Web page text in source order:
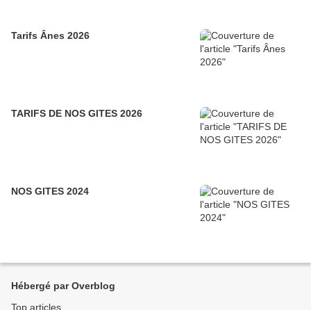
Tarifs Ânes 2026
TARIFS DE NOS GITES 2026
NOS GITES 2024
Hébergé par Overblog
Top articles